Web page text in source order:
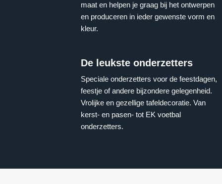
maat en helpen je graag bij het ontwerpen
en produceren in ieder gewenste vorm en
kleur.
De leukste onderzetters
Speciale onderzetters voor de feestdagen,
feestje of andere bijzondere gelegenheid.
Vrolijke en gezellige tafeldecoratie. Van
kerst- en pasen- tot EK voetbal
onderzetters.